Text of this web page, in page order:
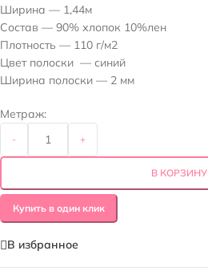
Ширина — 1,44м
Состав — 90% хлопок 10%лен
Плотность — 110 г/м2
Цвет полоски — синий
Ширина полоски — 2 мм
Метраж:
- +
В КОРЗИНУ
Купить в один клик
В избранное